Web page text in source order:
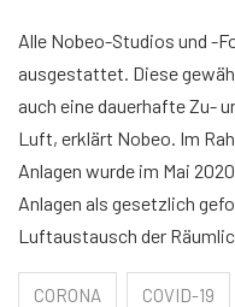
Alle Nobeo-Studios und -
ausgestattet. Diese
auch eine dauerhafte Zu-
Luft, erklärt Nobeo. Im
Anlagen wurde im Mai
Anlagen als gesetzlich
Luftaustausch der
CORONA COVID-19